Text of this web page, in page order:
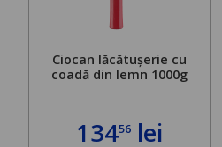
Ciocan lăcătușerie cu
coadă din lemn 1000g
13456 lei